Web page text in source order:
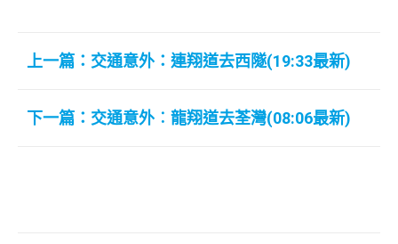
上一篇：交通意外：連翔道去西隧(19:33最新)
下一篇：交通意外︰龍翔道去荃灣(08:06最新)